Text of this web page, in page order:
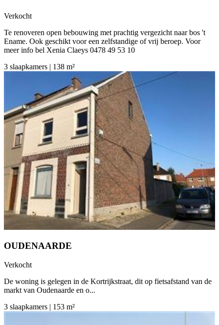
Verkocht
Te renoveren open bebouwing met prachtig vergezicht naar bos 't
Ename. Ook geschikt voor een zelfstandige of vrij beroep. Voor
meer info bel Xenia Claeys 0478 49 53 10
3 slaapkamers | 138 m²
OUDENAARDE
Verkocht
De woning is gelegen in de Kortrijkstraat, dit op fietsafstand van de
markt van Oudenaarde en o...
3 slaapkamers | 153 m²